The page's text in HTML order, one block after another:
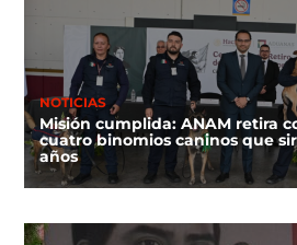
NOTICIAS
Misión cumplida: ANAM retira
cuatro binomios caninos que
años